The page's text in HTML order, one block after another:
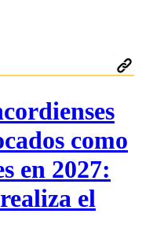
como
en 2027:
el